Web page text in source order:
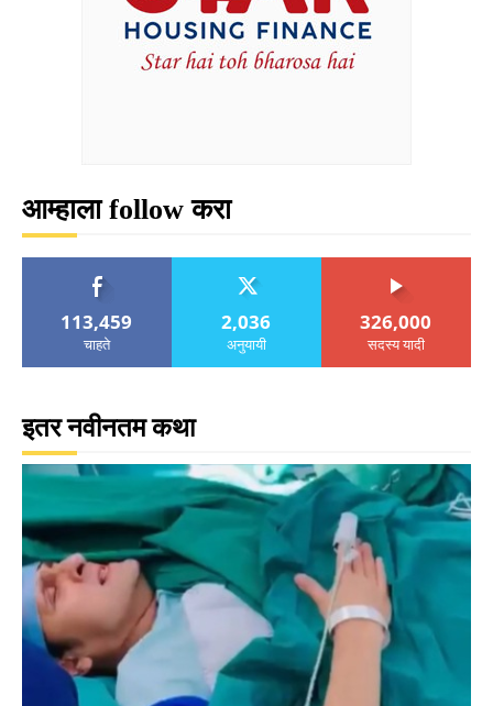
आम्हाला follow करा
113,459
चाहते
2,036
अनुयायी
326,000
सदस्य यादी
इतर नवीनतम कथा